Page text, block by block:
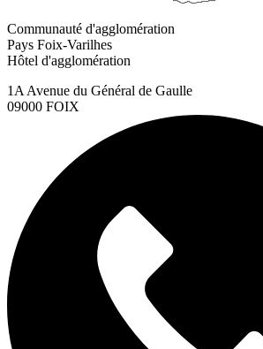
Communauté d'agglomération
Pays Foix-Varilhes
Hôtel d'agglomération
1A Avenue du Général de Gaulle
09000 FOIX